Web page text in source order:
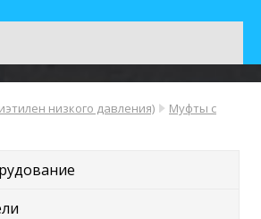
низкого давления)
Муфты с